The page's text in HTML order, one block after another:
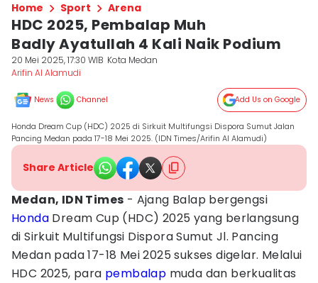
Home Sport Arena
HDC 2025, Pembalap Muh
Badly Ayatullah 4 Kali Naik Podium
20 Mei 2025, 17:30 WIB Kota Medan
Arifin Al Alamudi
News Channel Add Us on Google
Honda Dream Cup (HDC) 2025 di Sirkuit Multifungsi Dispora Sumut Jalan
Pancing Medan pada 17-18 Mei 2025. (IDN Times/Arifin Al Alamudi)
Share Article
Medan, IDN Times - Ajang Balap bergengsi
Honda Dream Cup (HDC) 2025 yang berlangsung
di Sirkuit Multifungsi Dispora Sumut Jl. Pancing
Medan pada 17-18 Mei 2025 sukses digelar. Melalui
HDC 2025, para pembalap muda dan berkualitas